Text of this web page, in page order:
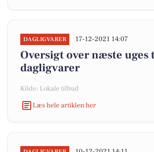
DAGLIGVARER 17-12-2021 14:07
Oversigt over næste uges
dagligvarer
Kilde: Lokale tilbud
Læs hele artiklen her